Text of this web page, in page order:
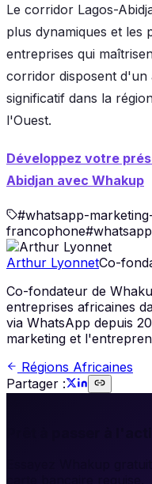
Le corridor Lagos-
plus dynamiques et les
entreprises qui
corridor disposent
significatif dans la
l'Ouest.
Développez votre
Abidjan avec Whakup
#whatsapp-
francophone#
Arthur LyonnetCo-
Co-fondateur de
entreprises africaines
via WhatsApp depuis
marketing et
Régions Africaines
Partager :
Essayez Whakup